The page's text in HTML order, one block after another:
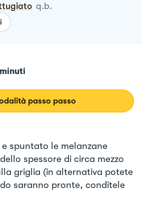
q.b.
passo passo
spuntato le melanzane
spessore di circa mezzo
griglia (in alternativa potete
saranno pronte, conditele